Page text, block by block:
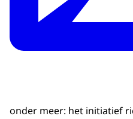
onder meer: het initiatief